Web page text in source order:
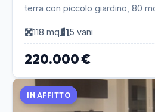
terra con piccolo giardino, 80
auto doppio, garage di 20 mq.
118 mq
5 vani
220.000 €
IN AFFITTO